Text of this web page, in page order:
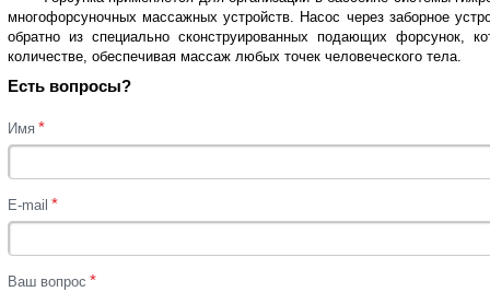
многофорсуночных массажных устройств. Насос через заборное
обратно из специально сконструированных подающих форсунок,
количестве, обеспечивая массаж любых точек человеческого тела.
Есть вопросы?
Имя *
E-mail *
Ваш вопрос *